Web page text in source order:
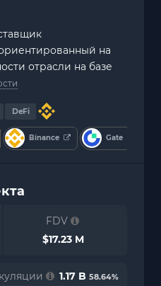
на
отрасли на базе
DeFi
Binance Gate
FDV
$17.23 M
1.17 B 58.64%